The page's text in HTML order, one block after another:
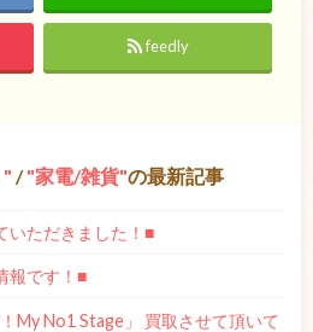
feedly
/ 家電/雑貨 の最新記事
いただきました！■
報です！■
！My No1 Stage」 買取させて頂いて